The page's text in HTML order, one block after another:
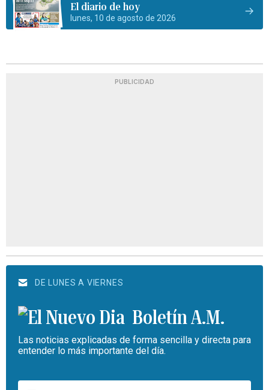
El diario de hoy
lunes, 10 de agosto de 2026
PUBLICIDAD
DE LUNES A VIERNES
Boletín A.M.
Las noticias explicadas de forma sencilla y directa para
entender lo más importante del día.